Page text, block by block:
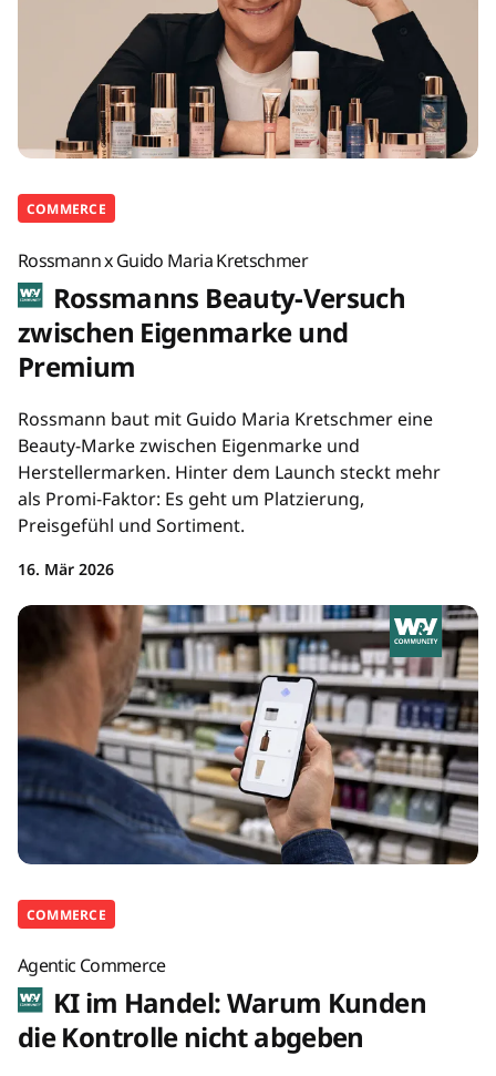
COMMERCE
Rossmann x Guido Maria Kretschmer
Rossmanns Beauty-Versuch
zwischen Eigenmarke und
Premium
Rossmann baut mit Guido Maria Kretschmer eine
Beauty-Marke zwischen Eigenmarke und
Herstellermarken. Hinter dem Launch steckt mehr
als Promi-Faktor: Es geht um Platzierung,
Preisgefühl und Sortiment.
16. Mär 2026
COMMERCE
Agentic Commerce
KI im Handel: Warum Kunden
die Kontrolle nicht abgeben